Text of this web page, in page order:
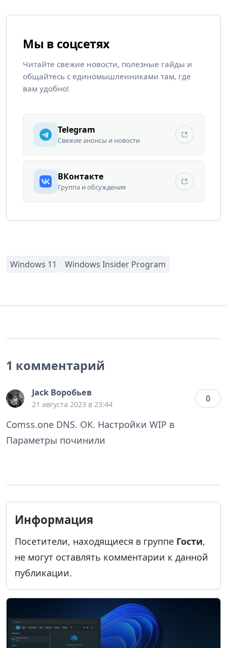
Мы в соцсетях
Читайте свежие новости, полезные гайды и
общайтесь с единомышленниками там, где
вам удобно!
Telegram
Свежие анонсы и новости
ВКонтакте
Группа и обсуждения
1 комментарий
Jack Воробьев
21 августа 2023 в 23:44
0
Comss.one DNS. ОК. Настройки WIP в
Параметры починили
Информация
Посетители, находящиеся в группе Гости,
не могут оставлять комментарии к данной
публикации.